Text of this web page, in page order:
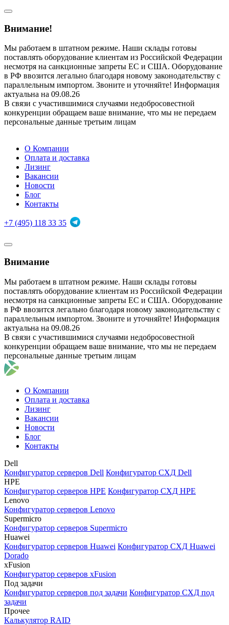
Внимание!
Мы работаем в штатном режиме. Наши склады готовы
поставлять оборудование клиентам из Российской Федерации
несмотря на санкционные запреты ЕС и США. Оборудование
в РФ ввозится легально благодаря новому законодательству с
параллельным импортом. Звоните и уточняйте! Информация
актуальна на 09.08.26
В связи с участившимися случаями недобросовестной
конкуренции обращаем ваше внимание, что мы не передаем
персональные данные третьим лицам
О Компании
Оплата и доставка
Лизинг
Вакансии
Новости
Блог
Контакты
+7 (495) 118 33 35
Внимание
Мы работаем в штатном режиме. Наши склады готовы
поставлять оборудование клиентам из Российской Федерации
несмотря на санкционные запреты ЕС и США. Оборудование
в РФ ввозится легально благодаря новому законодательству с
параллельным импортом. Звоните и уточняйте! Информация
актуальна на 09.08.26
В связи с участившимися случаями недобросовестной
конкуренции обращаем ваше внимание, что мы не передаем
персональные данные третьим лицам
О Компании
Оплата и доставка
Лизинг
Вакансии
Новости
Блог
Контакты
Dell
Конфигуратор серверов Dell Конфигуратор СХД Dell
HPE
Конфигуратор серверов HPE Конфигуратор СХД HPE
Lenovo
Конфигуратор серверов Lenovo
Supermicro
Конфигуратор серверов Supermicro
Huawei
Конфигуратор серверов Huawei Конфигуратор СХД Huawei
Dorado
xFusion
Конфигуратор серверов xFusion
Под задачи
Конфигуратор серверов под задачи Конфигуратор СХД под
задачи
Прочее
Калькулятор RAID